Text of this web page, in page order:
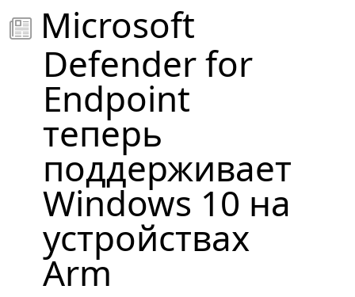

Microsoft
Defender for
Endpoint
теперь
поддерживает
Windows 10 на
устройствах
Arm